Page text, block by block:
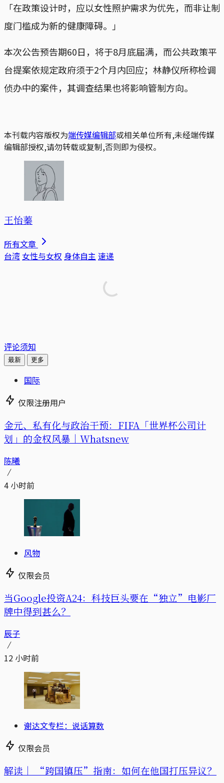
「在政策设计时，应以女性照护需求为优先，而非让制
度门槛成为新的健康障碍。」
本次公告预告期60日，将于8月底届满，而公共政策平
台提案依规定政府须于2个月内回应；林静仪所称检调
侦办中的案件，其调查结果也将影响管制方向。
本刊载内容版权为端传媒编辑部或相关单位所有,未经端传媒
编辑部授权,请勿转载或复制,否则即为侵权。
王怡蓁
所有文章
台湾 女性与女权 身体自主 速递
评论须知
最新 更多
国际
仅限注册用户
金元、私有化与政治干预：FIFA「世界杯公司计
划」的金权风暴｜Whatsnew
陈曦
4 小时前
风物
仅限会员
当Google投资A24：科技巨头要在“独立”电影厂
牌中得到甚么？
辰子
12 小时前
谢达文专栏：说话算数
仅限会员
解读｜ “跨国镇压”指南：如何在他国打压异议？